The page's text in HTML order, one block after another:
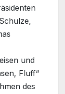
und
Fluff“
des